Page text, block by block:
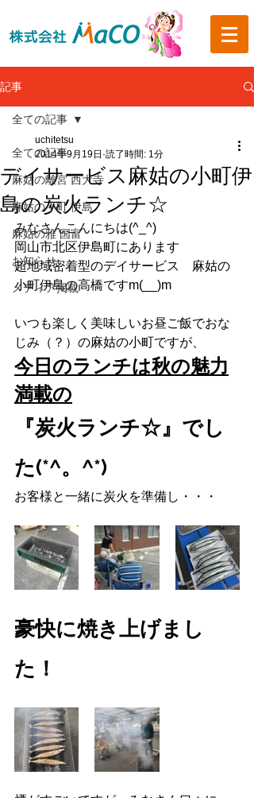
記事
全ての記事
麻姑の離宮 西大寺
麻姑の小町 伊島
麻姑の雅 国富
お知らせ
メディア掲載
全ての記事
デイサービス麻姑の小町伊
島の炭火ランチ☆
uchitetsu
2014年9月19日 読了時間: 1分
みなさんこんにちは(^_^)
岡山市北区伊島町にあります
超地域密着型のデイサービス　麻姑の
小町伊島の高橋ですm(__)m
いつも楽しく美味しいお昼ご飯でおな
じみ（？）の麻姑の小町ですが、
今日のランチは秋の魅力
満載の
『炭火ランチ☆』でし
た(*^。^*)
お客様と一緒に炭火を準備し・・・
豪快に焼き上げまし
た！